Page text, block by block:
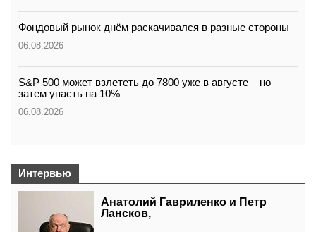
Фондовый рынок днём раскачивался в разные стороны
06.08.2026
S&P 500 может взлететь до 7800 уже в августе – но
затем упасть на 10%
06.08.2026
Интервью
Анатолий Гавриленко и Петр
Лансков,